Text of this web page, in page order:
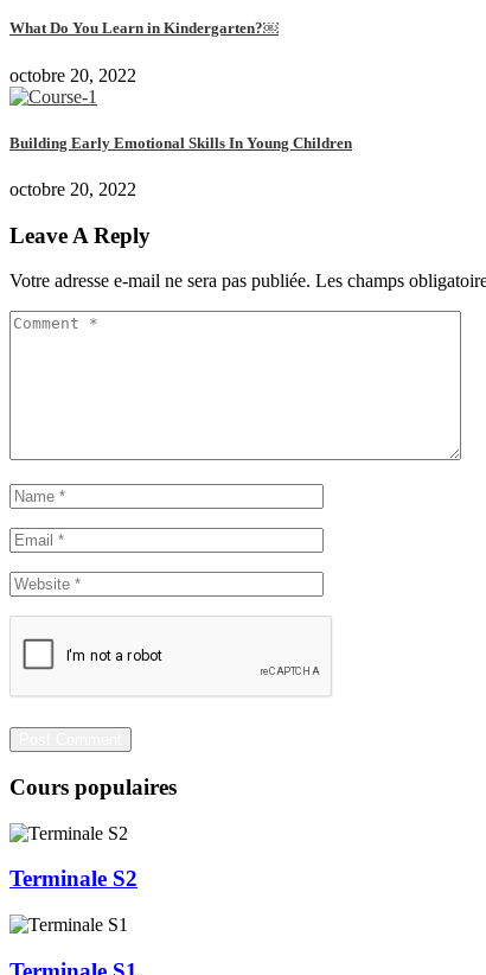
What Do You Learn in Kindergarten?￼
octobre 20, 2022
Building Early Emotional Skills In Young Children
octobre 20, 2022
Leave A Reply
Votre adresse e-mail ne sera pas publiée. Les champs
Cours populaires
Terminale S2